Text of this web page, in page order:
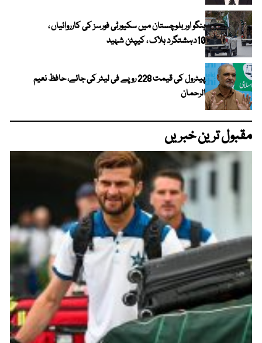
ہنگو اور بلوچستان میں سکیورٹی فورسز کی کارروائیاں ،
10دہشتگرد ہلاک ، کیپٹن شہید
پیٹرول کی قیمت 228 روپے فی لیٹر کی جائے، حافظ نعیم
الرحمان
مقبول ترین خبریں